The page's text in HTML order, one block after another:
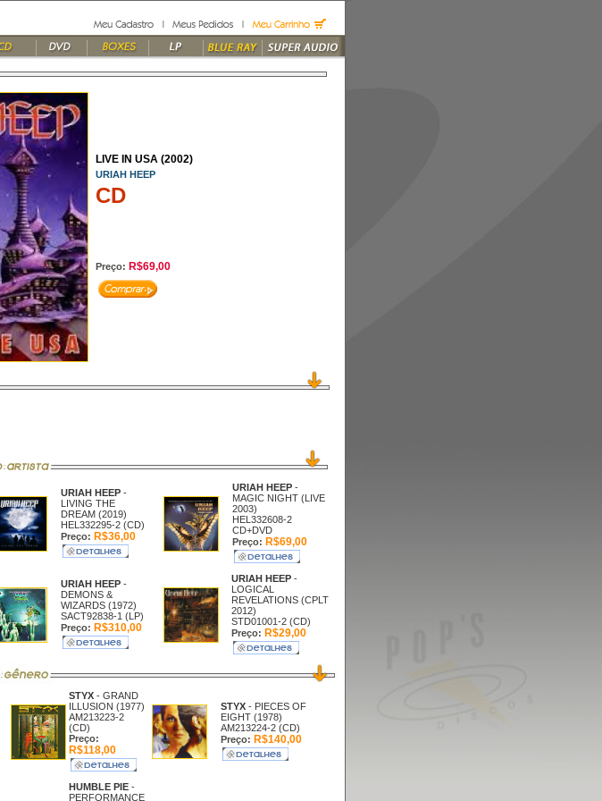
LIVE IN USA (2002)
URIAH HEEP
CD
Preço: R$69,00
URIAH HEEP -
LIVING THE
DREAM (2019)
HEL332295-2 (CD)
Preço: R$36,00
URIAH HEEP -
MAGIC NIGHT (LIVE
2003)
HEL332608-2
CD+DVD
Preço: R$69,00
URIAH HEEP -
DEMONS &
WIZARDS (1972)
SACT92838-1 (LP)
Preço: R$310,00
URIAH HEEP -
LOGICAL
REVELATIONS (CPLT
2012)
STD01001-2 (CD)
Preço: R$29,00
STYX - GRAND
ILLUSION (1977)
AM213223-2
(CD)
Preço:
R$118,00
STYX - PIECES OF
EIGHT (1978)
AM213224-2 (CD)
Preço: R$140,00
HUMBLE PIE -
PERFORMANCE